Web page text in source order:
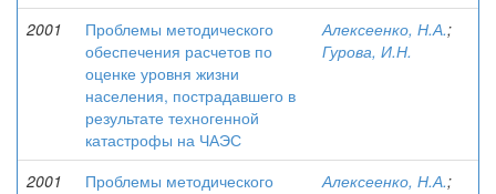
2001
Проблемы методического
обеспечения расчетов по
оценке уровня жизни
населения, пострадавшего в
результате техногенной
катастрофы на ЧАЭС
Алексеенко, Н.А.;
Гурова, И.Н.
2001
Проблемы методического
Алексеенко, Н.А.;